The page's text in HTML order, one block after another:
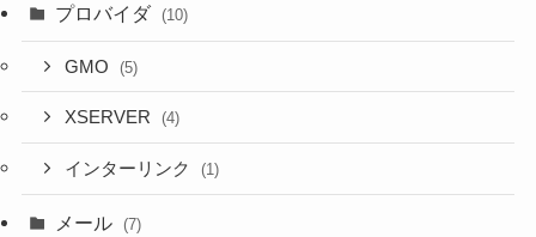
プロバイダ (10)
GMO (5)
XSERVER (4)
インターリンク (1)
メール (7)